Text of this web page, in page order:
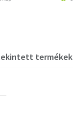
termékek